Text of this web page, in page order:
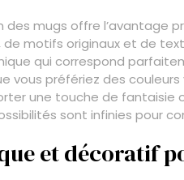
des mugs offre l’avantage
de motifs originaux et de
qui correspond
vous préfériez des
une touche de
sont infinies pour
et décoratif